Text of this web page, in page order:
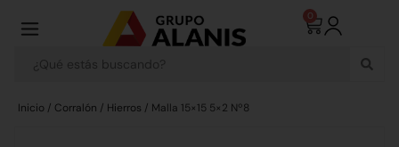
0
Inicio / Corralón / Hierros / Malla 15×15 5×2 Nº8